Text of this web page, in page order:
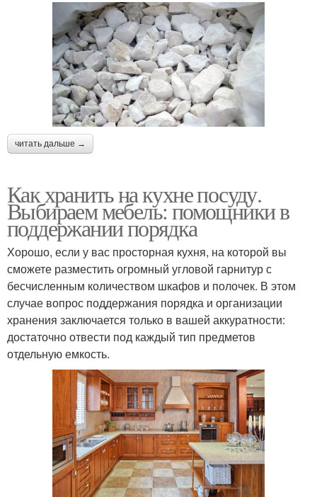
читать дальше →
Как хранить на кухне посуду.
Выбираем мебель: помощники в
поддержании порядка
Хорошо, если у вас просторная кухня, на которой вы
сможете разместить огромный угловой гарнитур с
бесчисленным количеством шкафов и полочек. В этом
случае вопрос поддержания порядка и организации
хранения заключается только в вашей аккуратности:
достаточно отвести под каждый тип предметов
отдельную емкость.